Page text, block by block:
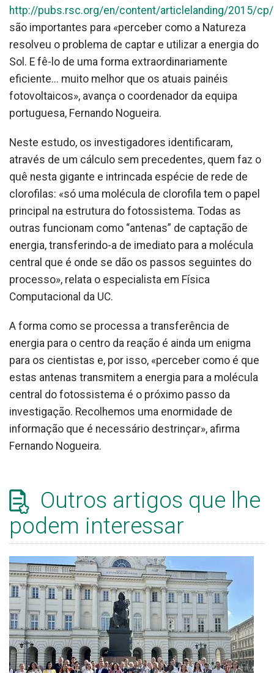
http://pubs.rsc.org/en/content/articlelanding/2015/
são importantes para «perceber como a Natureza
resolveu o problema de captar e utilizar a energia do
Sol. E fê-lo de uma forma extraordinariamente
eficiente... muito melhor que os atuais painéis
fotovoltaicos», avança o coordenador da equipa
portuguesa, Fernando Nogueira.
Neste estudo, os investigadores identificaram,
através de um cálculo sem precedentes, quem faz o
quê nesta gigante e intrincada espécie de rede de
clorofilas: «só uma molécula de clorofila tem o papel
principal na estrutura do fotossistema. Todas as
outras funcionam como “antenas” de captação de
energia, transferindo-a de imediato para a molécula
central que é onde se dão os passos seguintes do
processo», relata o especialista em Física
Computacional da UC.
A forma como se processa a transferência de
energia para o centro da reação é ainda um enigma
para os cientistas e, por isso, «perceber como é que
estas antenas transmitem a energia para a molécula
central do fotossistema é o próximo passo da
investigação. Recolhemos uma enormidade de
informação que é necessário destrinçar», afirma
Fernando Nogueira.
Outros artigos que lhe
podem interessar